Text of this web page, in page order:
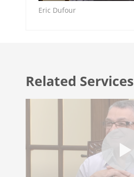
Eric Dufour
Related Services